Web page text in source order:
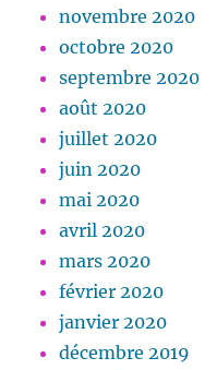
novembre 2020
octobre 2020
septembre 2020
août 2020
juillet 2020
juin 2020
mai 2020
avril 2020
mars 2020
février 2020
janvier 2020
décembre 2019